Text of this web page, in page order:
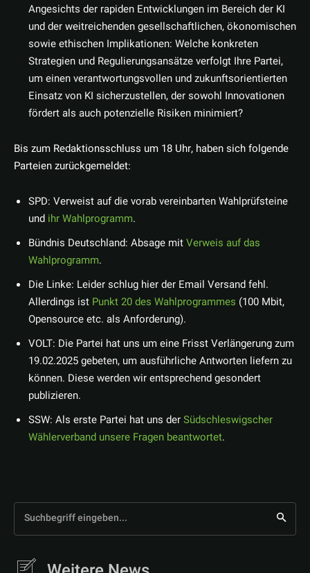
Angesichts der rapiden Entwicklungen im Bereich der KI
und der weitreichenden gesellschaftlichen, ökonomischen
sowie ethischen Implikationen: Welche konkreten
Strategien und Regulierungsansätze verfolgt Ihre Partei,
um einen verantwortungsvollen und zukunftsorientierten
Einsatz von KI sicherzustellen, der sowohl Innovationen
fördert als auch potenzielle Risiken minimiert?
Bis zum Redaktionsschluss um 18 Uhr, haben sich folgende
Parteien zurückgemeldet:
SPD: Verweist auf die vorab vereinbarten Wahlprüfsteine
und ihr Wahlprogramm.
Bündnis Deutschland: Absage mitVerweis auf das
Wahlprogramm.
Die Linke: Leider schlug hier der Email Versand fehl.
Allerdings ist Punkt 20 des Wahlprogrammes (100 Mbit,
Opensource etc. als Anforderung).
VOLT: Die Partei hat uns um eine Frisst Verlängerung zum
19.02.2025 gebeten, um ausführliche Antworten liefern zu
können. Diese werden wir entsprechend gesondert
publizieren.
SSW: Als erste Partei hat uns derSüdschleswigscher
Wählerverband unsere Fragen beantwortet.
Suchbegriff eingeben...